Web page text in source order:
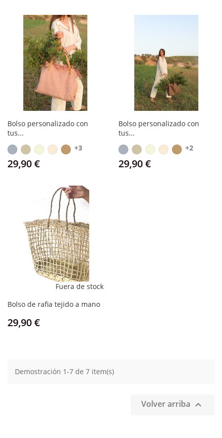
Bolso personalizado con
tus...
Gris Gris
pardo
BeigeBlancoCamel
+3
Precio
29,90 €
Bolso personalizado con
tus...
Gris Gris
pardo
BeigeBlancoCamel
+2
Precio
29,90 €
Fuera de stock
Bolso de rafia tejido a mano
Precio
29,90 €
Demostración 1-7 de 7 item(s)
Volver arriba 